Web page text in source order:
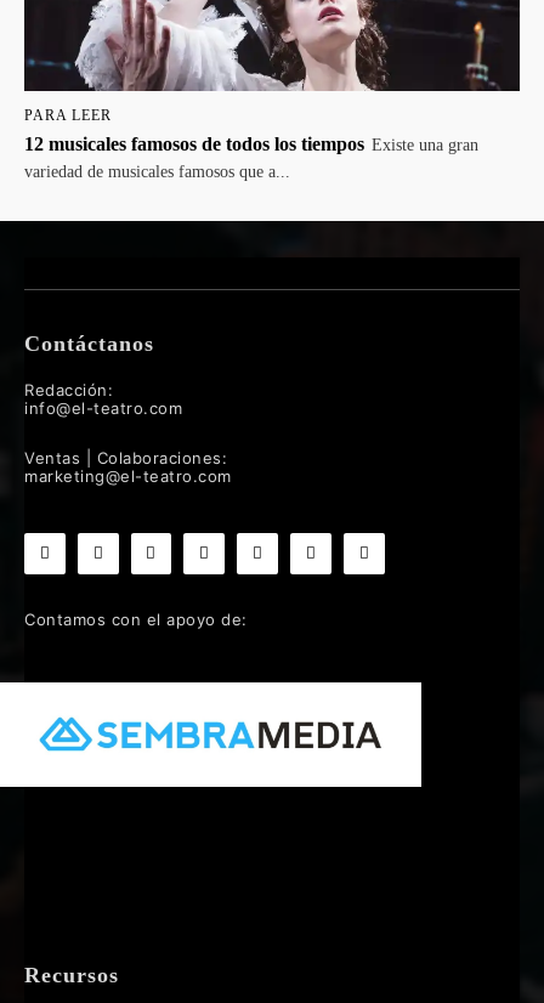
PARA LEER
12 musicales famosos de todos los tiempos Existe una gran
variedad de musicales famosos que a...
Contáctanos
Redacción:
info@el-teatro.com
Ventas | Colaboraciones:
marketing@el-teatro.com
Contamos con el apoyo de:
Recursos